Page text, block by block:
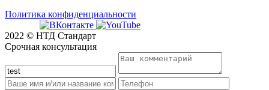
Политика конфиденциальности
2022 © НТД Стандарт
Срочная консультация